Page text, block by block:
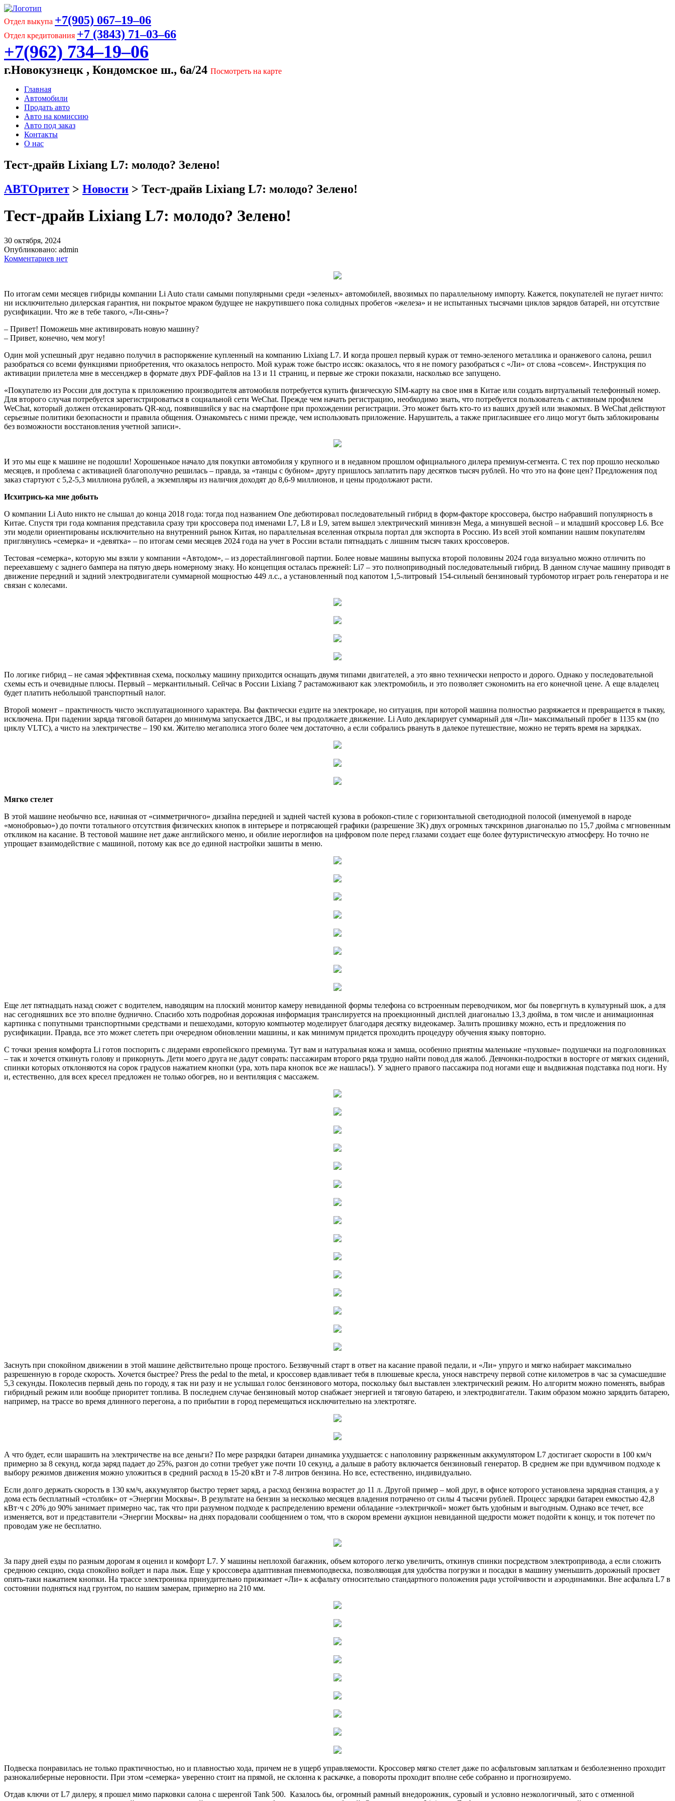
Отдел выкупа +7(905) 067‒19‒06
Отдел кредитования +7 (3843) 71‒03‒66
+7(962) 734‒19‒06
г.Новокузнецк , Кондомское ш., 6а/24 Посмотреть на карте
Главная
Автомобили
Продать авто
Авто на комиссию
Авто под заказ
Контакты
О нас
Тест-драйв Lixiang L7: молодо? Зелено!
АВТОритет > Новости > Тест-драйв Lixiang L7: молодо? Зелено!
Тест-драйв Lixiang L7: молодо? Зелено!
30 октября, 2024
Опубликовано: admin
Комментариев нет
По итогам семи месяцев гибриды компании Li Auto стали самыми популярными среди «зеленых» автомобилей, ввозимых по параллельному импорту. Кажется, покупателей не пугает ничто:
ни исключительно дилерская гарантия, ни покрытое мраком будущее не накрутившего пока солидных пробегов «железа» и не испытанных тысячами циклов зарядов батарей, ни отсутствие
русификации. Что же в тебе такого, «Ли-сянь»?
– Привет! Поможешь мне активировать новую машину?
– Привет, конечно, чем могу!
Один мой успешный друг недавно получил в распоряжение купленный на компанию Lixiang L7. И когда прошел первый кураж от темно-зеленого металлика и оранжевого салона, решил
разобраться со всеми функциями приобретения, что оказалось непросто. Мой кураж тоже быстро иссяк: оказалось, что я не помогу разобраться с «Ли» от слова «совсем». Инструкция по
активации прилетела мне в мессенджер в формате двух PDF-файлов на 13 и 11 страниц, и первые же строки показали, насколько все запущено.
«Покупателю из России для доступа к приложению производителя автомобиля потребуется купить физическую SIM-карту на свое имя в Китае или создать виртуальный телефонный номер.
Для второго случая потребуется зарегистрироваться в социальной сети WeChat. Прежде чем начать регистрацию, необходимо знать, что потребуется пользователь с активным профилем
WeChat, который должен отсканировать QR-код, появившийся у вас на смартфоне при прохождении регистрации. Это может быть кто-то из ваших друзей или знакомых. В WeChat действуют
серьезные политики безопасности и правила общения. Ознакомьтесь с ними прежде, чем использовать приложение. Нарушитель, а также пригласившее его лицо могут быть заблокированы
без возможности восстановления учетной записи».
И это мы еще к машине не подошли! Хорошенькое начало для покупки автомобиля у крупного и в недавном прошлом официального дилера премиум-сегмента. С тех пор прошло несколько
месяцев, и проблема с активацией благополучно решилась – правда, за «танцы с бубном» другу пришлось заплатить пару десятков тысяч рублей. Но что это на фоне цен? Предложения под
заказ стартуют с 5,2-5,3 миллиона рублей, а экземпляры из наличия доходят до 8,6-9 миллионов, и цены продолжают расти.
Исхитрись-ка мне добыть
О компании Li Auto никто не слышал до конца 2018 года: тогда под названием One дебютировал последовательный гибрид в форм-факторе кроссовера, быстро набравший популярность в
Китае. Спустя три года компания представила сразу три кроссовера под именами L7, L8 и L9, затем вышел электрический минивэн Mega, а минувшей весной – и младший кроссовер L6. Все
эти модели ориентированы исключительно на внутренний рынок Китая, но параллельная вселенная открыла портал для экспорта в Россию. Из всей этой компании нашим покупателям
приглянулись «семерка» и «девятка» – по итогам семи месяцев 2024 года на учет в России встали пятнадцать с лишним тысяч таких кроссоверов.
Тестовая «семерка», которую мы взяли у компании «Автодом», – из дорестайлинговой партии. Более новые машины выпуска второй половины 2024 года визуально можно отличить по
переехавшему с заднего бампера на пятую дверь номерному знаку. Но концепция осталась прежней: Li7 – это полноприводный последовательный гибрид. В данном случае машину приводят в
движение передний и задний электродвигатели суммарной мощностью 449 л.с., а установленный под капотом 1,5-литровый 154-сильный бензиновый турбомотор играет роль генератора и не
связан с колесами.
По логике гибрид – не самая эффективная схема, поскольку машину приходится оснащать двумя типами двигателей, а это явно технически непросто и дорого. Однако у последовательной
схемы есть и очевидные плюсы. Первый – меркантильный. Сейчас в России Lixiang 7 растаможивают как электромобиль, и это позволяет сэкономить на его конечной цене. А еще владелец
будет платить небольшой транспортный налог.
Второй момент – практичность чисто эксплуатационного характера. Вы фактически ездите на электрокаре, но ситуация, при которой машина полностью разряжается и превращается в тыкву,
исключена. При падении заряда тяговой батареи до минимума запускается ДВС, и вы продолжаете движение. Li Auto декларирует суммарный для «Ли» максимальный пробег в 1135 км (по
циклу VLTC), а чисто на электричестве – 190 км. Жителю мегаполиса этого более чем достаточно, а если собрались рвануть в далекое путешествие, можно не терять время на зарядках.
Мягко стелет
В этой машине необычно все, начиная от «симметричного» дизайна передней и задней частей кузова в робокоп-стиле с горизонтальной светодиодной полосой (именуемой в народе
«монобровью») до почти тотального отсутствия физических кнопок в интерьере и потрясающей графики (разрешение 3K) двух огромных тачскринов диагональю по 15,7 дюйма с мгновенным
откликом на касание. В тестовой машине нет даже английского меню, и обилие иероглифов на цифровом поле перед глазами создает еще более футуристическую атмосферу. Но точно не
упрощает взаимодействие с машиной, потому как все до единой настройки зашиты в меню.
Еще лет пятнадцать назад сюжет с водителем, наводящим на плоский монитор камеру невиданной формы телефона со встроенным переводчиком, мог бы повергнуть в культурный шок, а для
нас сегодняшних все это вполне буднично. Спасибо хоть подробная дорожная информация транслируется на проекционный дисплей диагональю 13,3 дюйма, в том числе и анимационная
картинка с попутными транспортными средствами и пешеходами, которую компьютер моделирует благодаря десятку видеокамер. Залить прошивку можно, есть и предложения по
русификации. Правда, все это может слететь при очередном обновлении машины, и как минимум придется проходить процедуру обучения языку повторно.
С точки зрения комфорта Li готов поспорить с лидерами европейского премиума. Тут вам и натуральная кожа и замша, особенно приятны маленькие «пуховые» подушечки на подголовниках
– так и хочется откинуть голову и прикорнуть. Дети моего друга не дадут соврать: пассажирам второго ряда трудно найти повод для жалоб. Девчонки-подростки в восторге от мягких сидений,
спинки которых отклоняются на сорок градусов нажатием кнопки (ура, хоть пара кнопок все же нашлась!). У заднего правого пассажира под ногами еще и выдвижная подставка под ноги. Ну
и, естественно, для всех кресел предложен не только обогрев, но и вентиляция с массажем.
Заснуть при спокойном движении в этой машине действительно проще простого. Беззвучный старт в ответ на касание правой педали, и «Ли» упруго и мягко набирает максимально
разрешенную в городе скорость. Хочется быстрее? Press the pedal to the metal, и кроссовер вдавливает тебя в плюшевые кресла, унося навстречу первой сотне километров в час за сумасшедшие
5,3 секунды. Поколесив первый день по городу, я так ни разу и не услышал голос бензинового мотора, поскольку был выставлен электрический режим. Но алгоритм можно поменять, выбрав
гибридный режим или вообще приоритет топлива. В последнем случае бензиновый мотор снабжает энергией и тяговую батарею, и электродвигатели. Таким образом можно зарядить батарею,
например, на трассе во время длинного перегона, а по прибытии в город перемещаться исключительно на электротяге.
А что будет, если шарашить на электричестве на все деньги? По мере разрядки батареи динамика ухудшается: с наполовину разряженным аккумулятором L7 достигает скорости в 100 км/ч
примерно за 8 секунд, когда заряд падает до 25%, разгон до сотни требует уже почти 10 секунд, а дальше в работу включается бензиновый генератор. В среднем же при вдумчивом подходе к
выбору режимов движения можно уложиться в средний расход в 15-20 кВт и 7-8 литров бензина. Но все, естественно, индивидуально.
Если долго держать скорость в 130 км/ч, аккумулятор быстро теряет заряд, а расход бензина возрастет до 11 л. Другой пример – мой друг, в офисе которого установлена зарядная станция, а у
дома есть бесплатный «столбик» от «Энергии Москвы». В результате на бензин за несколько месяцев владения потрачено от силы 4 тысячи рублей. Процесс зарядки батареи емкостью 42,8
кВт·ч с 20% до 90% занимает примерно час, так что при разумном подходе к распределению времени обладание «электричкой» может быть удобным и выгодным. Однако все течет, все
изменяется, вот и представители «Энергии Москвы» на днях порадовали сообщением о том, что в скором времени аукцион невиданной щедрости может подойти к концу, и ток потечет по
проводам уже не бесплатно.
За пару дней езды по разным дорогам я оценил и комфорт L7. У машины неплохой багажник, объем которого легко увеличить, откинув спинки посредством электропривода, а если сложить
среднюю секцию, сюда спокойно войдет и пара лыж. Еще у кроссовера адаптивная пневмоподвеска, позволяющая для удобства погрузки и посадки в машину уменьшить дорожный просвет
опять-таки нажатием кнопки. На трассе электроника принудительно прижимает «Ли» к асфальту относительно стандартного положения ради устойчивости и аэродинамики. Вне асфальта L7 в
состоянии подняться над грунтом, по нашим замерам, примерно на 210 мм.
Подвеска понравилась не только практичностью, но и плавностью хода, причем не в ущерб управляемости. Кроссовер мягко стелет даже по асфальтовым заплаткам и безболезненно проходит
разнокалиберные неровности. При этом «семерка» уверенно стоит на прямой, не склонна к раскачке, а повороты проходит вполне себе собранно и прогнозируемо.
Отдав ключи от L7 дилеру, я прошел мимо парковки салона с шеренгой Tank 500. Казалось бы, огромный рамный внедорожник, суровый и условно неэкологичный, зато с отменной